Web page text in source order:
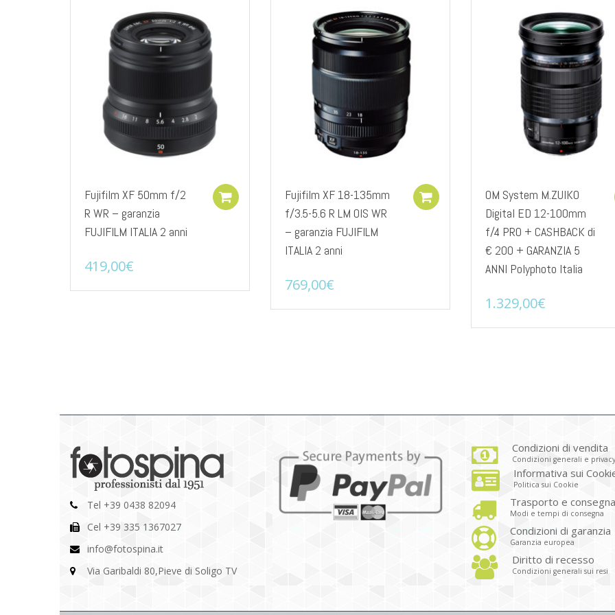
Fujifilm XF 50mm f/2
R WR – garanzia
FUJIFILM ITALIA 2 anni
419,00€
Add to cartFujifilm XF 18-135mm
f/3.5-5.6 R LM OIS WR
– garanzia FUJIFILM
ITALIA 2 anni
769,00€
Add to cartOM System M.ZUIKO
Digital ED 12-100mm
f/4 PRO + CASHBACK di
€ 200 + GARANZIA 5
ANNI Polyphoto Italia
1.329,00€
Tel +39 0438 82094
Cel +39 335 1367027
info@fotospina.it
Via Garibaldi 80,Pieve di Soligo TV
Condizioni di vendita
Condizioni generali e privacy
Informativa sui
Politica sui Cookie
Trasporto e consegna
Modi e tempi di consegna
Condizioni di garanzia
Garanzia europea
Diritto di recesso
Condizioni generali sui resi